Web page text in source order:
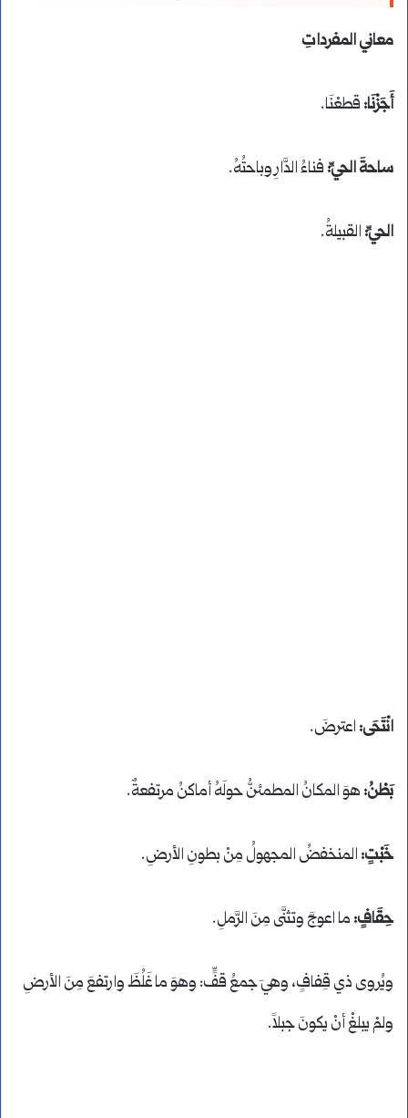
معاني المفرداتِ
أَجَزْنَا:قطعْنَا.
ساحةَ الحيِّ:فناءُ الدَّارِ وباحتُهُ.
الحيِّ:القبيلةُ.
انْتَحَى:اعترضَ.
بَطْنُ:هوَ المكانُ المطمئنُّ حولَهُ أماكنُ مرتفعةٌ.
خَبْتٍ:المنخفضُ المجهولُ مِنْ بطونِ الأرضِ.
حِقَافٍ:ما اعوجَّ وتثنَّى مِنَ الرَّملِ.
ويُروى ذي قِفافٍ، وهيَ جمعُ قفٍّ: وهوَ ما غَلُظَ وارتفعَ مِنَ الأرضِ
ولمْ يبلغْ أنْ يكونَ جبلاً.